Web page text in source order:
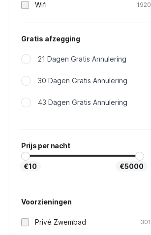
Wifi 1920
Gratis afzegging
21 Dagen Gratis Annulering
30 Dagen Gratis Annulering
43 Dagen Gratis Annulering
Prijs per nacht
€10 €5000
Voorzieningen
Privé Zwembad 301